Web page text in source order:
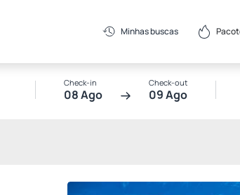
Minhas buscas
Check-in
08 Ago
Check-out
09 Ago